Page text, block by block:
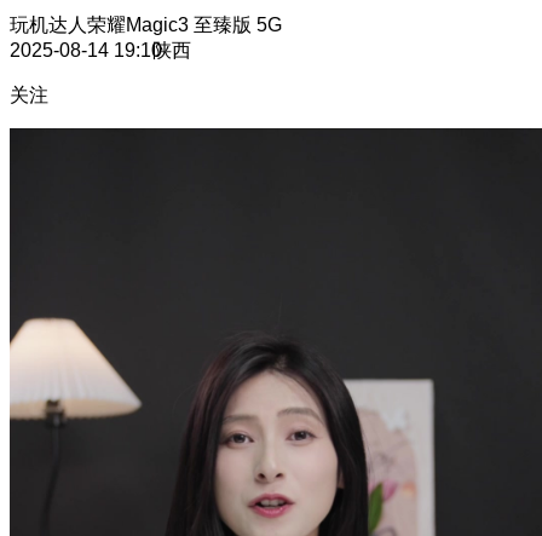
玩机达人 荣耀Magic3 至臻版 5G
2025-08-14 19:10陕西
关注